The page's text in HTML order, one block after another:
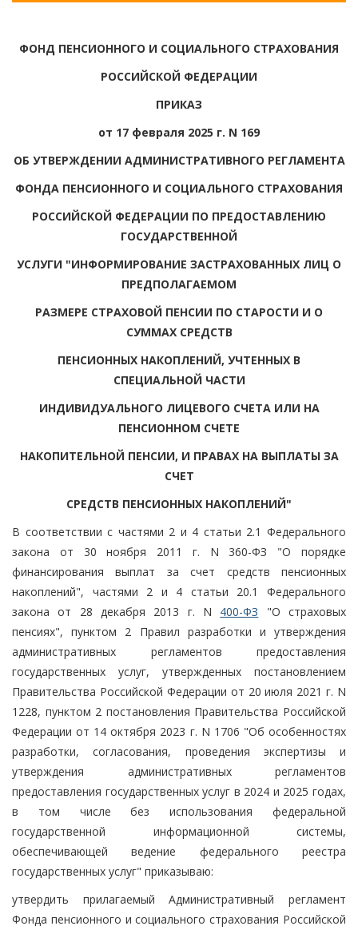
ФОНД ПЕНСИОННОГО И СОЦИАЛЬНОГО СТРАХОВАНИЯ
РОССИЙСКОЙ ФЕДЕРАЦИИ
ПРИКАЗ
от 17 февраля 2025 г. N 169
ОБ УТВЕРЖДЕНИИ АДМИНИСТРАТИВНОГО РЕГЛАМЕНТА
ФОНДА ПЕНСИОННОГО И СОЦИАЛЬНОГО СТРАХОВАНИЯ
РОССИЙСКОЙ ФЕДЕРАЦИИ ПО ПРЕДОСТАВЛЕНИЮ
ГОСУДАРСТВЕННОЙ
УСЛУГИ "ИНФОРМИРОВАНИЕ ЗАСТРАХОВАННЫХ ЛИЦ О
ПРЕДПОЛАГАЕМОМ
РАЗМЕРЕ СТРАХОВОЙ ПЕНСИИ ПО СТАРОСТИ И О
СУММАХ СРЕДСТВ
ПЕНСИОННЫХ НАКОПЛЕНИЙ, УЧТЕННЫХ В
СПЕЦИАЛЬНОЙ ЧАСТИ
ИНДИВИДУАЛЬНОГО ЛИЦЕВОГО СЧЕТА ИЛИ НА
ПЕНСИОННОМ СЧЕТЕ
НАКОПИТЕЛЬНОЙ ПЕНСИИ, И ПРАВАХ НА ВЫПЛАТЫ ЗА
СЧЕТ
СРЕДСТВ ПЕНСИОННЫХ НАКОПЛЕНИЙ"
В соответствии с частями 2 и 4 статьи 2.1 Федерального
закона от 30 ноября 2011 г. N 360-ФЗ "О порядке
финансирования выплат за счет средств пенсионных
накоплений", частями 2 и 4 статьи 20.1 Федерального
закона от 28 декабря 2013 г. N 400-ФЗ "О страховых
пенсиях", пунктом 2 Правил разработки и утверждения
административных регламентов предоставления
государственных услуг, утвержденных постановлением
Правительства Российской Федерации от 20 июля 2021 г. N
1228, пунктом 2 постановления Правительства Российской
Федерации от 14 октября 2023 г. N 1706 "Об особенностях
разработки, согласования, проведения экспертизы и
утверждения административных регламентов
предоставления государственных услуг в 2024 и 2025 годах,
в том числе без использования федеральной
государственной информационной системы,
обеспечивающей ведение федерального реестра
государственных услуг" приказываю:
утвердить прилагаемый Административный регламент
Фонда пенсионного и социального страхования Российской